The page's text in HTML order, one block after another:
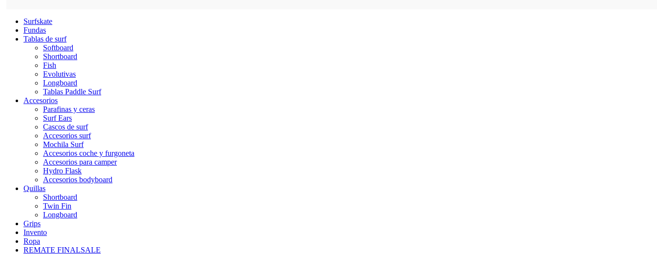
Surfskate
Fundas
Tablas de surf
Softboard
Shortboard
Fish
Evolutivas
Longboard
Tablas Paddle Surf
Accesorios
Parafinas y ceras
Surf Ears
Cascos de surf
Accesorios surf
Mochila Surf
Accesorios coche y furgoneta
Accesorios para camper
Hydro Flask
Accesorios bodyboard
Quillas
Shortboard
Twin Fin
Longboard
Grips
Invento
Ropa
REMATE FINALSALE